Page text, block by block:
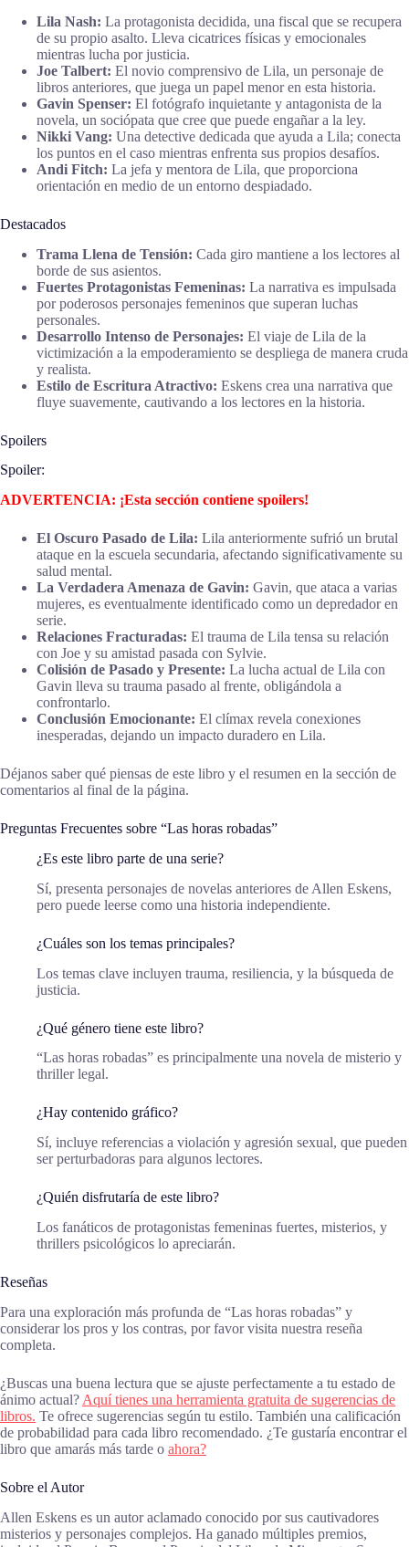
Lila Nash: La protagonista decidida, una fiscal que se recupera
de su propio asalto. Lleva cicatrices físicas y emocionales
mientras lucha por justicia.
Joe Talbert: El novio comprensivo de Lila, un personaje de
libros anteriores, que juega un papel menor en esta historia.
Gavin Spenser: El fotógrafo inquietante y antagonista de la
novela, un sociópata que cree que puede engañar a la ley.
Nikki Vang: Una detective dedicada que ayuda a Lila; conecta
los puntos en el caso mientras enfrenta sus propios desafíos.
Andi Fitch: La jefa y mentora de Lila, que proporciona
orientación en medio de un entorno despiadado.
Destacados
Trama Llena de Tensión: Cada giro mantiene a los lectores al
borde de sus asientos.
Fuertes Protagonistas Femeninas: La narrativa es impulsada
por poderosos personajes femeninos que superan luchas
personales.
Desarrollo Intenso de Personajes: El viaje de Lila de la
victimización a la empoderamiento se despliega de manera cruda
y realista.
Estilo de Escritura Atractivo: Eskens crea una narrativa que
fluye suavemente, cautivando a los lectores en la historia.
Spoilers
Spoiler:
ADVERTENCIA: ¡Esta sección contiene spoilers!
El Oscuro Pasado de Lila: Lila anteriormente sufrió un brutal
ataque en la escuela secundaria, afectando significativamente su
salud mental.
La Verdadera Amenaza de Gavin: Gavin, que ataca a varias
mujeres, es eventualmente identificado como un depredador en
serie.
Relaciones Fracturadas: El trauma de Lila tensa su relación
con Joe y su amistad pasada con Sylvie.
Colisión de Pasado y Presente: La lucha actual de Lila con
Gavin lleva su trauma pasado al frente, obligándola a
confrontarlo.
Conclusión Emocionante: El clímax revela conexiones
inesperadas, dejando un impacto duradero en Lila.
Déjanos saber qué piensas de este libro y el resumen en la sección de
comentarios al final de la página.
Preguntas Frecuentes sobre “Las horas robadas”
¿Es este libro parte de una serie?
Sí, presenta personajes de novelas anteriores de Allen Eskens,
pero puede leerse como una historia independiente.
¿Cuáles son los temas principales?
Los temas clave incluyen trauma, resiliencia, y la búsqueda de
justicia.
¿Qué género tiene este libro?
“Las horas robadas” es principalmente una novela de misterio y
thriller legal.
¿Hay contenido gráfico?
Sí, incluye referencias a violación y agresión sexual, que pueden
ser perturbadoras para algunos lectores.
¿Quién disfrutaría de este libro?
Los fanáticos de protagonistas femeninas fuertes, misterios, y
thrillers psicológicos lo apreciarán.
Reseñas
Para una exploración más profunda de “Las horas robadas” y
considerar los pros y los contras, por favor visita nuestra reseña
completa.
¿Buscas una buena lectura que se ajuste perfectamente a tu estado de
ánimo actual? Aquí tienes una herramienta gratuita de sugerencias de
libros. Te ofrece sugerencias según tu estilo. También una calificación
de probabilidad para cada libro recomendado. ¿Te gustaría encontrar el
libro que amarás más tarde o ahora?
Sobre el Autor
Allen Eskens es un autor aclamado conocido por sus cautivadores
misterios y personajes complejos. Ha ganado múltiples premios,